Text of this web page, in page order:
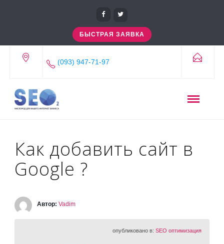
БЫСТРАЯ ЗАЯВКА
(093) 947-71-97
Как добавить сайт в
Google ?
Автор: Vadim
опубликовано в: SEO оптимизация